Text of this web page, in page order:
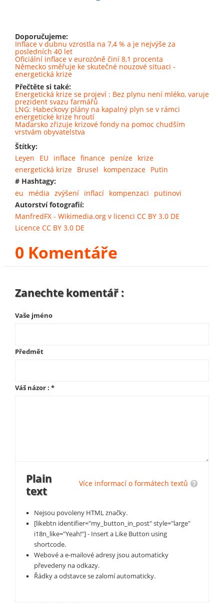
Doporučujeme:
Inflace v dubnu vzrostla na 7,4 % a je nejvýše za
posledních 40 let
Oficiální inflace v eurozóně činí 8,1 procenta
Německo směřuje ke skutečné nouzové situaci -
energetická krize
Přečtěte si také:
Energetická krize se projeví : Bez plynu není mléko, varuje
prezident svazu farmářů
LNG: Habeckovy plány na kapalný plyn se v rámci
energetické krize hroutí
Maďarsko zřizuje krizové fondy na pomoc chudším
vrstvám obyvatelstva
Štítky:
Leyen
EU inflace finance peníze krize
energetická krize Brusel kompenzace Putin
# Hashtagy:
eu
média zvýšení inflací kompenzaci
putinovi
Autorství fotografií:
ManfredFX - Wikimedia.org v licenci CC BY 3.0 DE
Licence CC BY 3.0 DE
0 Komentáře
Zanechte komentář :
Vaše jméno
Předmět
Váš názor : *
Více informací o formátech textů
Plain
text
Nejsou povoleny HTML značky.
[likebtn identifier="my_button_in_post" style="large"
i18n_like="Yeah!"] - Insert a Like Button using
shortcode.
Webové a e-mailové adresy jsou automaticky
převedeny na odkazy.
Řádky a odstavce se zalomí automaticky.